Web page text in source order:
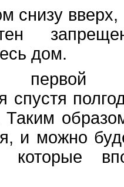
снизу
дом.
первой
спустя
Таким
и можно
которые